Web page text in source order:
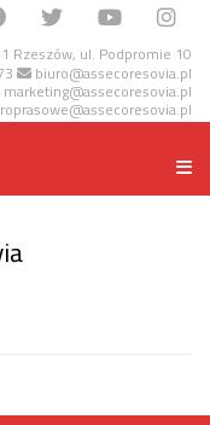
Rzeszów, ul. Podpromie 10
biuro@assecoresovia.pl
marketing@assecoresovia.pl